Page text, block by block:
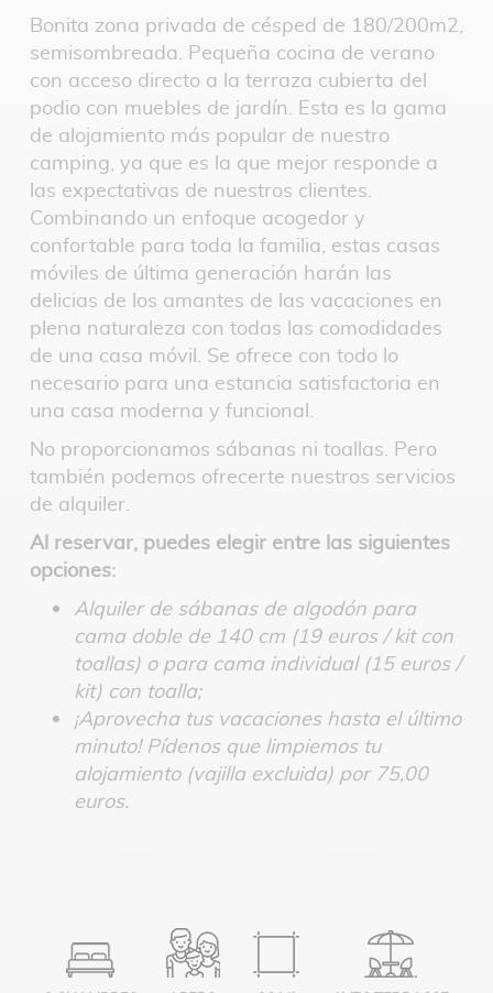
Bonita zona privada de césped de 180/200m2,
semisombreada. Pequeña cocina de verano
con acceso directo a la terraza cubierta del
podio con muebles de jardín. Esta es la gama
de alojamiento más popular de nuestro
camping, ya que es la que mejor responde a
las expectativas de nuestros clientes.
Combinando un enfoque acogedor y
confortable para toda la familia, estas casas
móviles de última generación harán las
delicias de los amantes de las vacaciones en
plena naturaleza con todas las comodidades
de una casa móvil. Se ofrece con todo lo
necesario para una estancia satisfactoria en
una casa moderna y funcional.
No proporcionamos sábanas ni toallas. Pero
también podemos ofrecerte nuestros servicios
de alquiler.
Al reservar, puedes elegir entre las siguientes
opciones:
Alquiler de sábanas de algodón para
cama doble de 140 cm (19 euros / kit con
toallas) o para cama individual (15 euros /
kit) con toalla;
¡Aprovecha tus vacaciones hasta el último
minuto! Pídenos que limpiemos tu
alojamiento (vajilla excluida) por 75,00
euros.